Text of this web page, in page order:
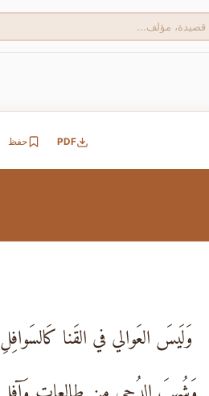
PDF حفظ
وَلَيسَ العَوالي في القَنا كَالسَوافِلِ